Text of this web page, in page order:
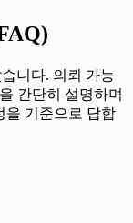
니다. 의뢰 가능
간단히 설명하며
을 기준으로 답합